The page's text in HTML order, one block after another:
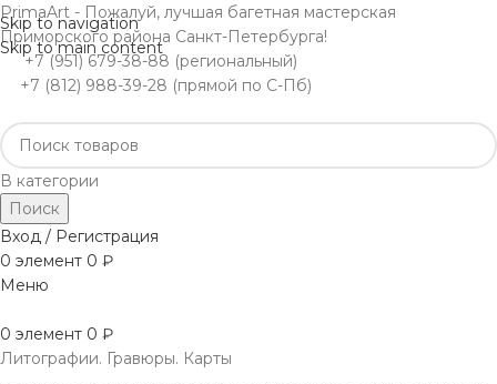
Skip to navigation
Skip to main content
PrimaArt - Пожалуй, лучшая багетная мастерская
Приморского района Санкт-Петербурга!
+7 (951) 679-38-88 (региональный)
+7 (812) 988-39-28 (прямой по С-Пб)
В категории
Поиск
Вход / Регистрация
0 элемент 0 ₽
Меню
0 элемент 0 ₽
Литографии. Гравюры. Карты